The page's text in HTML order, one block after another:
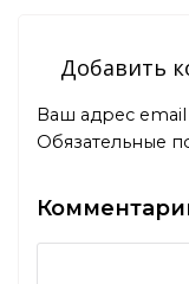
Добавить
Ваш адрес email
Обязательные